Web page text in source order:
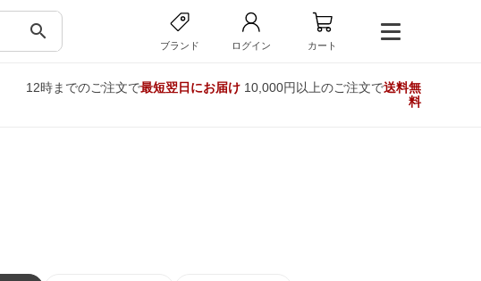
search
ブランド ログイン カート
12時までのご注文で最短翌日にお届け10,000円以上のご注文で送料無
料